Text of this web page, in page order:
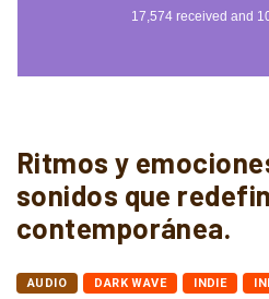
Ritmos y
sonidos que
contemporánea.
AUDIO DARK WAVE INDIE